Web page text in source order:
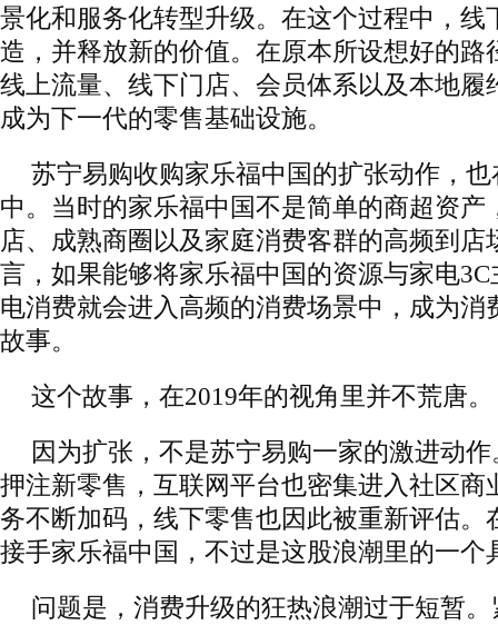
景化和服务化转型升级。在这个过程中，线
造，并释放新的价值。在原本所设想好的路
线上流量、线下门店、会员体系以及本地履
成为下一代的零售基础设施。
苏宁易购收购家乐福中国的扩张动作，
中。当时的家乐福中国不是简单的商超资产
店、成熟商圈以及家庭消费客群的高频到店
言，如果能够将家乐福中国的资源与家电
电消费就会进入高频的消费场景中，成为消
故事。
这个故事，在2019年的视角里并不荒唐。
因为扩张，不是苏宁易购一家的激进动
押注新零售，互联网平台也密集进入社区商
务不断加码，线下零售也因此被重新评估。
接手家乐福中国，不过是这股浪潮里的一个
问题是，消费升级的狂热浪潮过于短暂